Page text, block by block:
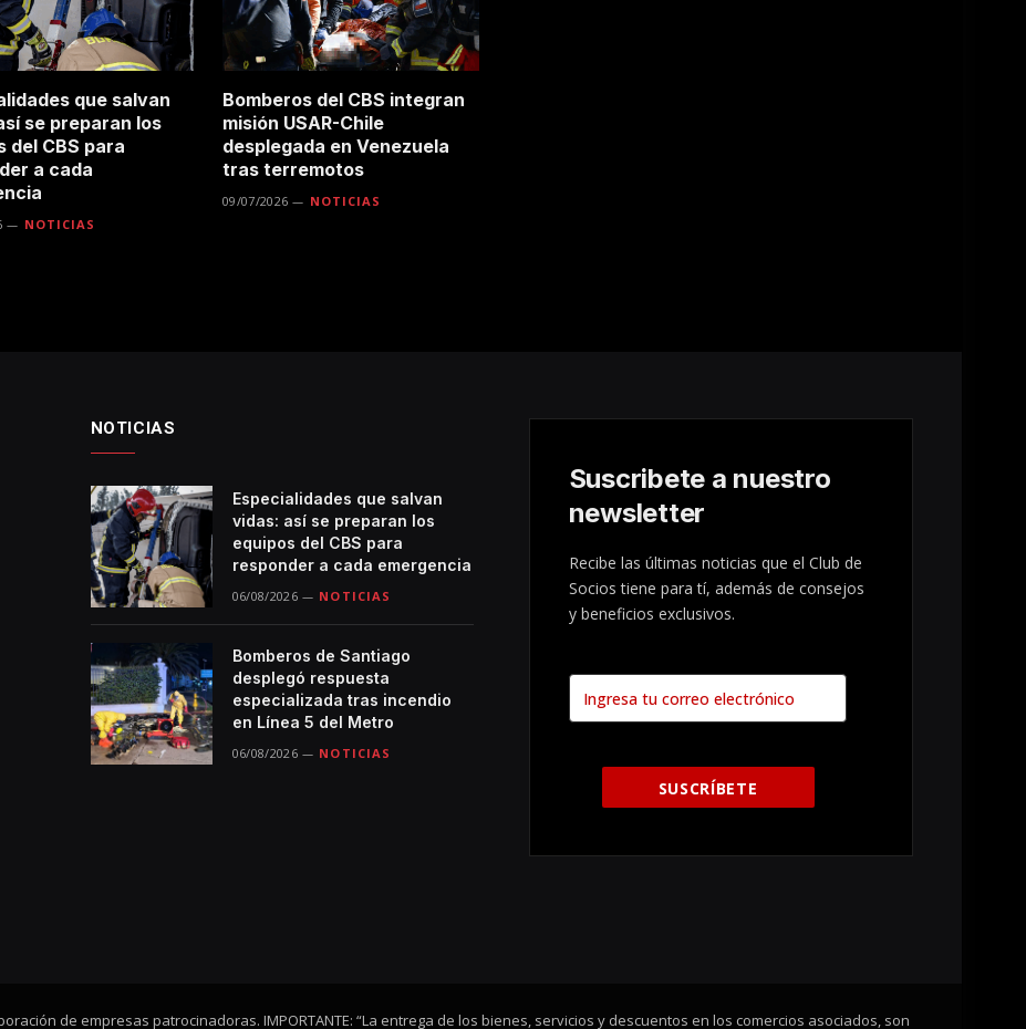
que salvan
se preparan los
del CBS para
a cada
NOTICIAS
Bomberos del CBS integran
misión USAR-Chile
desplegada en Venezuela
tras terremotos
09/07/2026 NOTICIAS
NOTICIAS
Especialidades que salvan
vidas: así se preparan los
equipos del CBS para
responder a cada emergencia
06/08/2026 NOTICIAS
Bomberos de Santiago
desplegó respuesta
especializada tras incendio
en Línea 5 del Metro
06/08/2026 NOTICIAS
Suscribete a nuestro
newsletter
Recibe las últimas noticias que el Club de
Socios tiene para tí, además de consejos
y beneficios exclusivos.
de empresas patrocinadoras. IMPORTANTE: “La entrega de los bienes, servicios y descuentos en los comercios asociados, son